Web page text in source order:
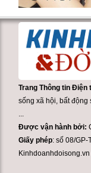
Trang Thông tin Điện
sống xã hội, bất
...
Được vận hành bởi:
Giấy phép: số 08/GP-